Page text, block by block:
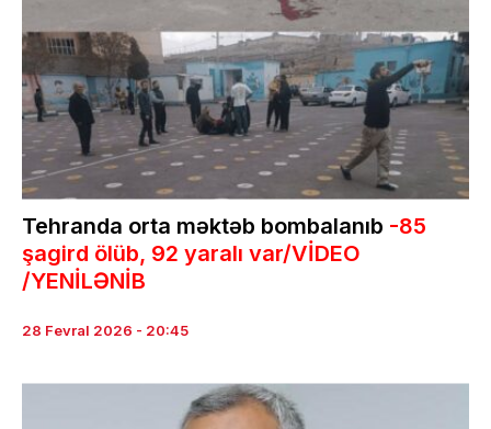
Tehranda orta məktəb bombalanıb -85
şagird ölüb, 92 yaralı var/VİDEO
/YENİLƏNİB
28 Fevral 2026 - 20:45